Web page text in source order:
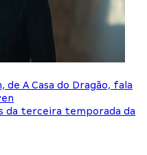
A Casa do Dragão, fala
da terceira temporada da